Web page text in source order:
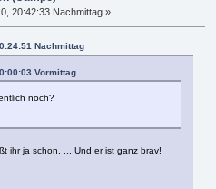
20:42:33 Nachmittag »
Nachmittag
Vormittag
noch?
ihr ja schon. ... Und er ist ganz brav!